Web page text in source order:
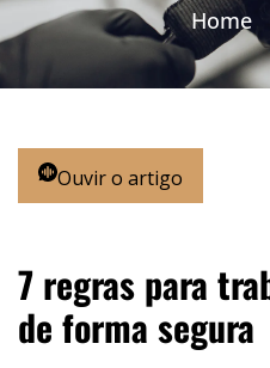
Home
Ouvir o artigo
7 regras para
de forma segura